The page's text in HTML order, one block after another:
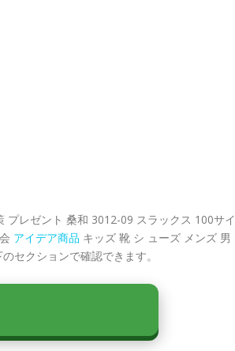
プレゼント 桑和 3012-09 スラックス 100サイ
アイデア商品 キッズ 靴 シ ューズ メンズ 男
セクションで確認できます。